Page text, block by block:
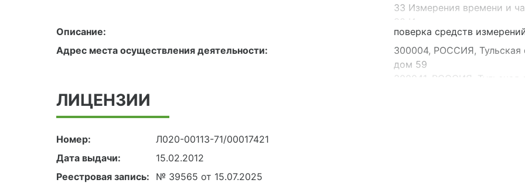
33 Измерения времени и
30 Измерения давления,
28 Измерения
35 Радиотехнические и
34 Измерения
32 Теплофизические и
Описание:
поверка средств
Адрес места осуществления деятельности:
300004, РОССИЯ, Тульская
дом 59
300041, РОССИЯ, Тульская
ЛИЦЕНЗИИ
Номер:
Л020-00113-71/00017421
Дата выдачи:
15.02.2012
Реестровая запись:
№ 39565 от 15.07.2025